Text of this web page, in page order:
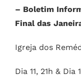
– Boletim
Final das
Igreja dos
Dia 11, 21h & Dia